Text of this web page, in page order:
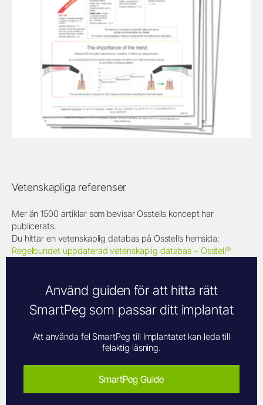
Vetenskapliga referenser
Mer än 1500 artiklar som bevisar Osstells koncept har
publicerats.
Du hittar en vetenskaplig databas på Osstells hemsida:
Regelbundet uppdaterad vetenskaplig databas – Osstell®
Använd guiden för att hitta rätt
SmartPeg som passar ditt implantat
Att använda fel SmartPeg till Implantatet kan leda till
felaktig läsning.
SmartPeg Guide